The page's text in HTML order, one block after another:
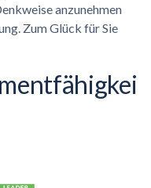
anzunehmen
Zum Glück für Sie